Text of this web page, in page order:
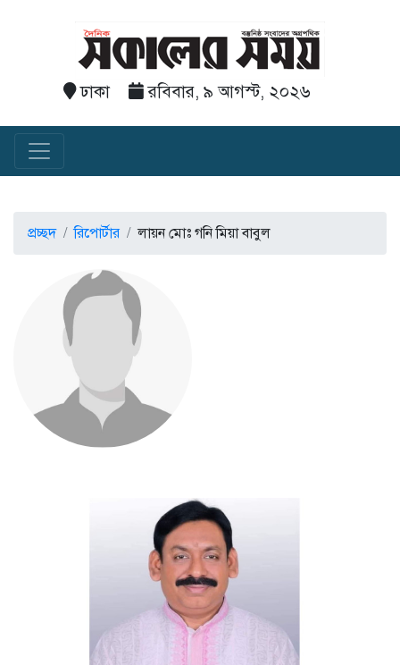
ঢাকা রবিবার, ৯ আগস্ট, ২০২৬
প্রচ্ছদ রিপোর্টার লায়ন মোঃ গনি মিয়া বাবুল